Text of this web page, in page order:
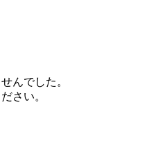
んでした。
さい。